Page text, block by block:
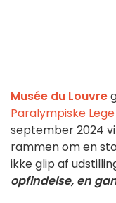
Musée du Louvre
Paralympiske Lege
september 2024
rammen om en
ikke glip af
opfindelse, en